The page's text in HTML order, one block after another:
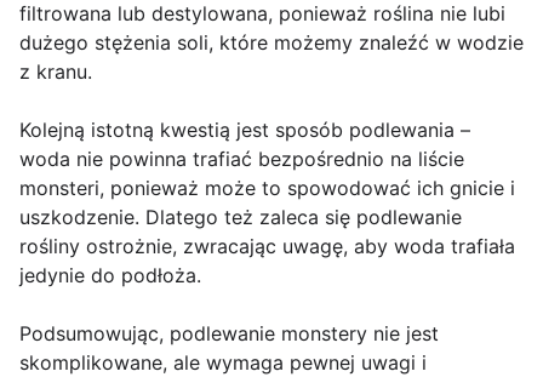
filtrowana lub destylowana, ponieważ roślina nie lubi
dużego stężenia soli, które możemy znaleźć w wodzie
z kranu.
Kolejną istotną kwestią jest sposób podlewania –
woda nie powinna trafiać bezpośrednio na liście
monsteri, ponieważ może to spowodować ich gnicie i
uszkodzenie. Dlatego też zaleca się podlewanie
rośliny ostrożnie, zwracając uwagę, aby woda trafiała
jedynie do podłoża.
Podsumowując, podlewanie monstery nie jest
skomplikowane, ale wymaga pewnej uwagi i